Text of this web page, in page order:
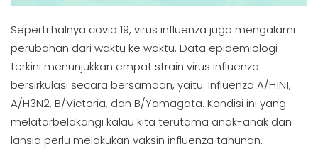
Seperti halnya covid 19, virus influenza juga mengalami
perubahan dari waktu ke waktu. Data epidemiologi
terkini menunjukkan empat strain virus Influenza
bersirkulasi secara bersamaan, yaitu: Influenza A/H1N1,
A/H3N2, B/Victoria, dan B/Yamagata. Kondisi ini yang
melatarbelakangi kalau kita terutama anak-anak dan
lansia perlu melakukan vaksin influenza tahunan.